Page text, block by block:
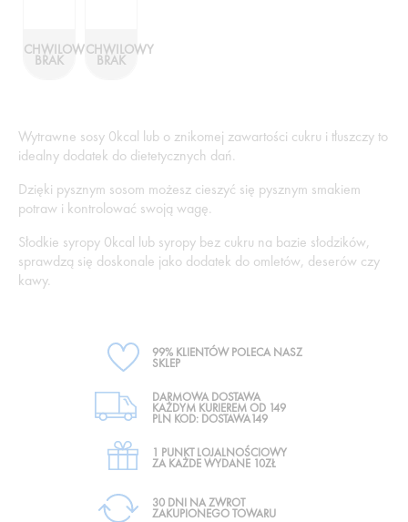
CHWILOWY
BRAK
CHWILOWY
BRAK
Wytrawne sosy 0kcal lub o znikomej zawartości cukru i tłuszczy to
idealny dodatek do dietetycznych dań.
Dzięki pysznym sosom możesz cieszyć się pysznym smakiem
potraw i kontrolować swoją wagę.
Słodkie syropy 0kcal lub syropy bez cukru na bazie słodzików,
sprawdzą się doskonale jako dodatek do omletów, deserów czy
kawy.
99% KLIENTÓW POLECA NASZ
SKLEP
DARMOWA DOSTAWA
KAŻDYM KURIEREM OD 149
PLN KOD: DOSTAWA149
1 PUNKT LOJALNOŚCIOWY
ZA KAŻDE WYDANE 10ZŁ
30 DNI NA ZWROT
ZAKUPIONEGO TOWARU